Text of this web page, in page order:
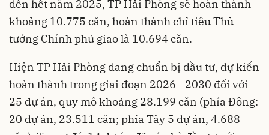
đến hết năm 2025, TP Hải Phòng sẽ hoàn thành
khoảng 10.775 căn, hoàn thành chỉ tiêu Thủ
tướng Chính phủ giao là 10.694 căn.
Hiện TP Hải Phòng đang chuẩn bị đầu tư, dự kiến
hoàn thành trong giai đoạn 2026 - 2030 đối với
25 dự án, quy mô khoảng 28.199 căn (phía Đông:
20 dự án, 23.511 căn; phía Tây 5 dự án, 4.688